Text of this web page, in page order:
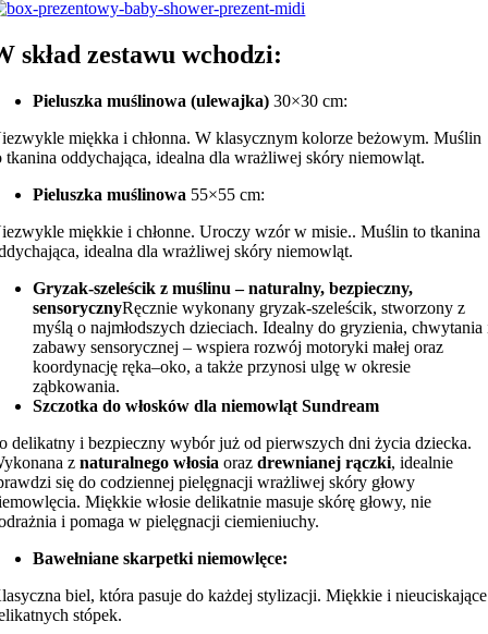
skład zestawu wchodzi:
Pieluszka muślinowa (ulewajka) 30×30 cm:
miękka i chłonna. W klasycznym kolorze beżowym. Muślin
tkanina oddychająca, idealna dla wrażliwej skóry niemowląt.
Pieluszka muślinowa 55×55 cm:
miękkie i chłonne. Uroczy wzór w misie.. Muślin to tkanina
idealna dla wrażliwej skóry niemowląt.
Gryzak-szeleścik z muślinu – naturalny, bezpieczny,
sensorycznyRęcznie wykonany gryzak-szeleścik, stworzony z
myślą o najmłodszych dzieciach. Idealny do gryzienia, chwytania
zabawy sensorycznej – wspiera rozwój motoryki małej oraz
koordynację ręka–oko, a także przynosi ulgę w okresie
ząbkowania.
Szczotka do włosków dla niemowląt Sundream
delikatny i bezpieczny wybór już od pierwszych dni życia dziecka.
znaturalnego włosia orazdrewnianej rączki, idealnie
się do codziennej pielęgnacji wrażliwej skóry głowy
Miękkie włosie delikatnie masuje skórę głowy, nie
i pomaga w pielęgnacji ciemieniuchy.
Bawełniane skarpetki niemowlęce:
biel, która pasuje do każdej stylizacji. Miękkie i nieuciskające
stópek.